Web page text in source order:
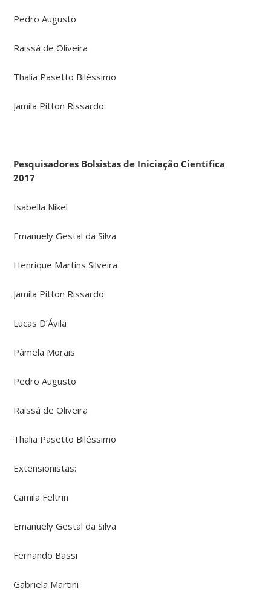
Pedro Augusto
Raissá de Oliveira
Thalia Pasetto Biléssimo
Jamila Pitton Rissardo
Pesquisadores Bolsistas de Iniciação Científica
2017
Isabella Nikel
Emanuely Gestal da Silva
Henrique Martins Silveira
Jamila Pitton Rissardo
Lucas D’Ávila
Pâmela Morais
Pedro Augusto
Raissá de Oliveira
Thalia Pasetto Biléssimo
Extensionistas:
Camila Feltrin
Emanuely Gestal da Silva
Fernando Bassi
Gabriela Martini